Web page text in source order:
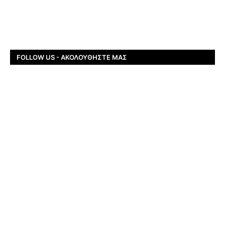
FOLLOW US - ΑΚΟΛΟΥΘΉΣΤΕ ΜΑΣ